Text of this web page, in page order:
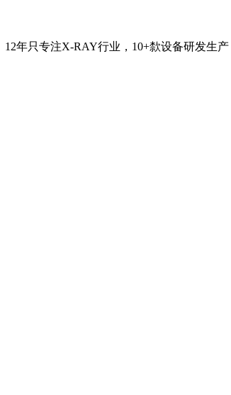
年只专注X-RAY行业，10+歀设备研发生产